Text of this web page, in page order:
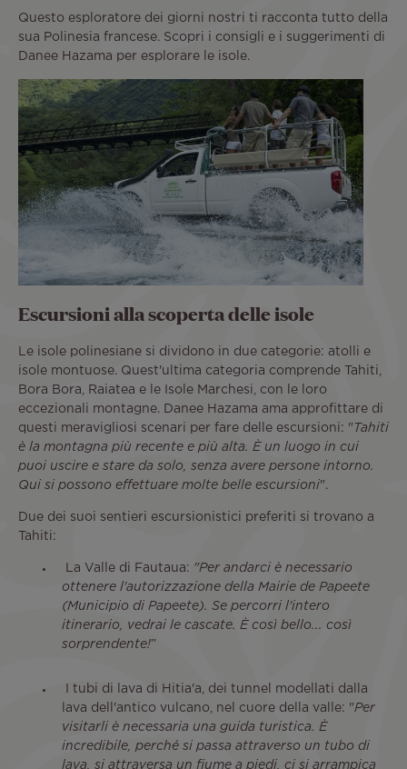
Questo esploratore dei giorni nostri ti racconta tutto della
sua Polinesia francese. Scopri i consigli e i suggerimenti di
Danee Hazama per esplorare le isole.
Escursioni alla scoperta delle isole
Le isole polinesiane si dividono in due categorie: atolli e
isole montuose. Quest'ultima categoria comprende Tahiti,
Bora Bora, Raiatea e le Isole Marchesi, con le loro
eccezionali montagne. Danee Hazama ama approfittare di
questi meravigliosi scenari per fare delle escursioni: " Tahiti
è la montagna più recente e più alta. È un luogo in cui
puoi uscire e stare da solo, senza avere persone intorno.
Qui si possono effettuare molte belle escursioni".
Due dei suoi sentieri escursionistici preferiti si trovano a
Tahiti:
La Valle di Fautaua: "Per andarci è necessario
ottenere l'autorizzazione della Mairie de Papeete
(Municipio di Papeete). Se percorri l'intero
itinerario, vedrai le cascate. È così bello... così
sorprendente!”
I tubi di lava di Hitia'a, dei tunnel modellati dalla
lava dell'antico vulcano, nel cuore della valle: "Per
visitarli è necessaria una guida turistica. È
incredibile, perché si passa attraverso un tubo di
lava, si attraversa un fiume a piedi, ci si arrampica